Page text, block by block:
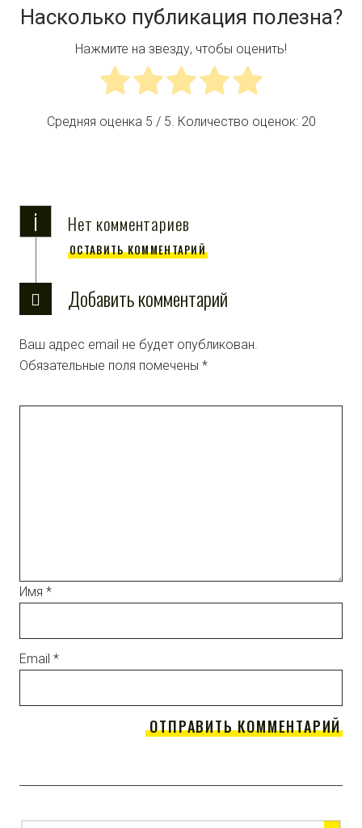
Насколько публикация полезна?
Нажмите на звезду, чтобы оценить!
Средняя оценка 5 / 5. Количество оценок: 20
i Нет комментариев
ОСТАВИТЬ КОММЕНТАРИЙ
Добавить комментарий
Ваш адрес email не будет опубликован.
Обязательные поля помечены *
Имя *
Email *